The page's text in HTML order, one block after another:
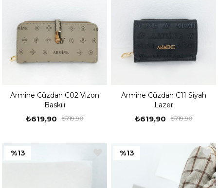
Armine Cüzdan C02 Vizon
Baskılı
₺619,90 ₺719,90
Armine Cüzdan C11 Siyah
Lazer
₺619,90 ₺719,90
%13 %13